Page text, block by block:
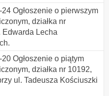
Ogłoszenie o pierwszym
działka nr
Edwarda Lecha
Ogłoszenie o piątym
działka nr 10192,
ul. Tadeusza Kościuszki